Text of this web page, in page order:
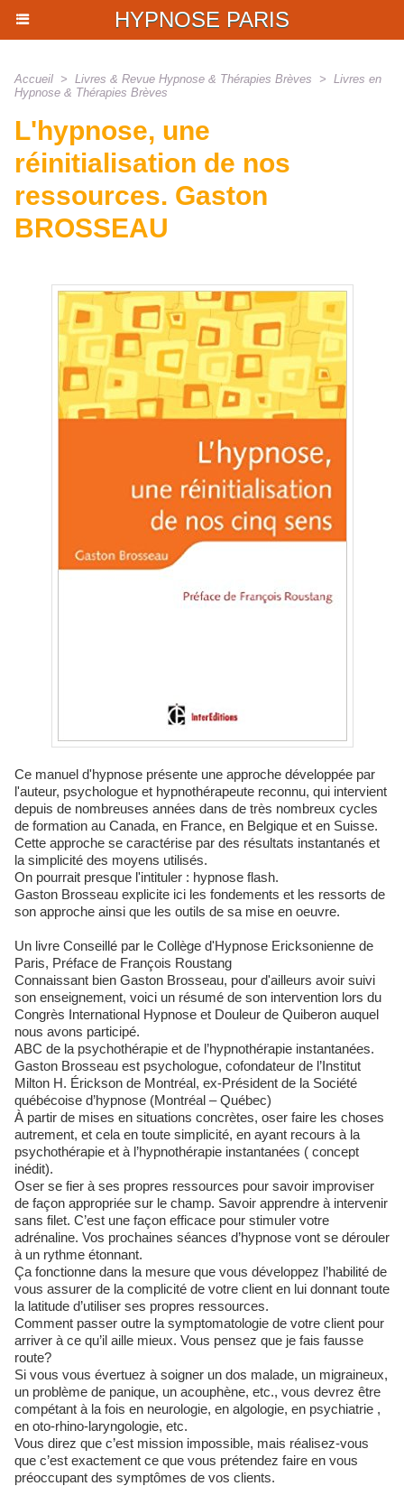
HYPNOSE PARIS
Accueil > Livres & Revue Hypnose & Thérapies Brèves > Livres en
Hypnose & Thérapies Brèves
L'hypnose, une
réinitialisation de nos
ressources. Gaston
BROSSEAU
Ce manuel d'hypnose présente une approche développée par
l'auteur, psychologue et hypnothérapeute reconnu, qui intervient
depuis de nombreuses années dans de très nombreux cycles
de formation au Canada, en France, en Belgique et en Suisse.
Cette approche se caractérise par des résultats instantanés et
la simplicité des moyens utilisés.
On pourrait presque l'intituler : hypnose flash.
Gaston Brosseau explicite ici les fondements et les ressorts de
son approche ainsi que les outils de sa mise en oeuvre.
Un livre Conseillé par le Collège d'Hypnose Ericksonienne de
Paris, Préface de François Roustang
Connaissant bien Gaston Brosseau, pour d'ailleurs avoir suivi
son enseignement, voici un résumé de son intervention lors du
Congrès International Hypnose et Douleur de Quiberon auquel
nous avons participé.
ABC de la psychothérapie et de l’hypnothérapie instantanées.
Gaston Brosseau est psychologue, cofondateur de l’Institut
Milton H. Érickson de Montréal, ex-Président de la Société
québécoise d’hypnose (Montréal – Québec)
À partir de mises en situations concrètes, oser faire les choses
autrement, et cela en toute simplicité, en ayant recours à la
psychothérapie et à l’hypnothérapie instantanées ( concept
inédit).
Oser se fier à ses propres ressources pour savoir improviser
de façon appropriée sur le champ. Savoir apprendre à intervenir
sans filet. C’est une façon efficace pour stimuler votre
adrénaline. Vos prochaines séances d’hypnose vont se dérouler
à un rythme étonnant.
Ça fonctionne dans la mesure que vous développez l’habilité de
vous assurer de la complicité de votre client en lui donnant toute
la latitude d’utiliser ses propres ressources.
Comment passer outre la symptomatologie de votre client pour
arriver à ce qu’il aille mieux. Vous pensez que je fais fausse
route?
Si vous vous évertuez à soigner un dos malade, un migraineux,
un problème de panique, un acouphène, etc., vous devrez être
compétant à la fois en neurologie, en algologie, en psychiatrie ,
en oto-rhino-laryngologie, etc.
Vous direz que c’est mission impossible, mais réalisez-vous
que c’est exactement ce que vous prétendez faire en vous
préoccupant des symptômes de vos clients.